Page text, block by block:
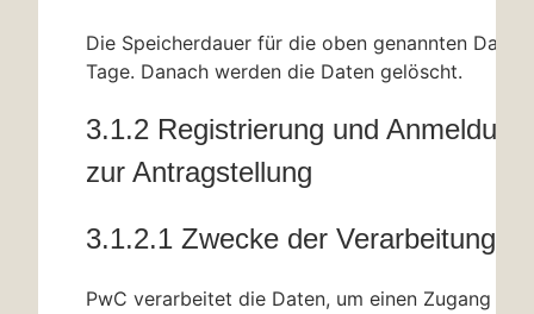
Die Speicherdauer für die oben genannten
Tage. Danach werden die Daten gelöscht.
3.1.2 Registrierung und
zur Antragstellung
3.1.2.1 Zwecke der Verarbeitung
PwC verarbeitet die Daten, um einen Zugang zum